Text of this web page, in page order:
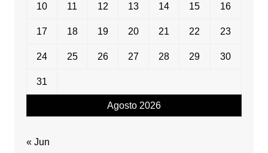
Agosto 2026
10 11 12 13 14 15 16
17 18 19 20 21 22 23
24 25 26 27 28 29 30
31
« Jun